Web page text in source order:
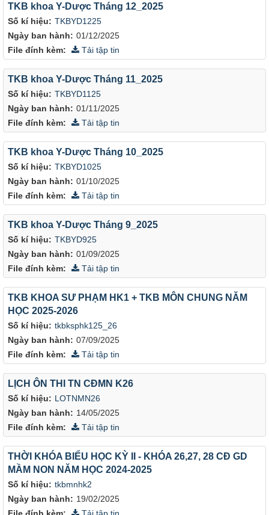
Số kí hiệu: TKBYD1225
Ngày ban hành: 01/12/2025
TKB khoa Y-Dược Tháng 12_2025
File đính kèm: Tải tập tin
Số kí hiệu: TKBYD1125
Ngày ban hành: 01/11/2025
TKB khoa Y-Dược Tháng 11_2025
File đính kèm: Tải tập tin
Số kí hiệu: TKBYD1025
Ngày ban hành: 01/10/2025
TKB khoa Y-Dược Tháng 10_2025
File đính kèm: Tải tập tin
Số kí hiệu: TKBYD925
Ngày ban hành: 01/09/2025
TKB khoa Y-Dược Tháng 9_2025
File đính kèm: Tải tập tin
Số kí hiệu: tkbksphk125_26
Ngày ban hành: 07/09/2025
TKB KHOA SƯ PHẠM HK1 + TKB MÔN CHUNG NĂM
HỌC 2025-2026
File đính kèm: Tải tập tin
Số kí hiệu: LOTNMN26
Ngày ban hành: 14/05/2025
LỊCH ÔN THI TN CĐMN K26
File đính kèm: Tải tập tin
Số kí hiệu: tkbmnhk2
Ngày ban hành: 19/02/2025
THỜI KHÓA BIỂU HỌC KỲ II - KHÓA 26,27, 28 CĐ GD
MẦM NON NĂM HỌC 2024-2025